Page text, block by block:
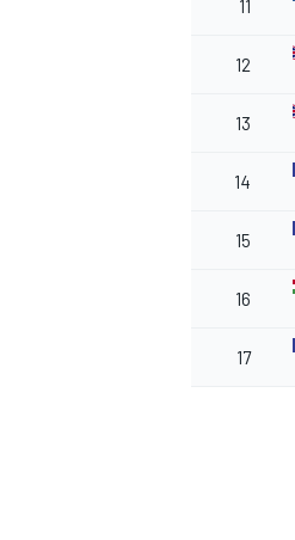
11
12
13
14
15
16
17